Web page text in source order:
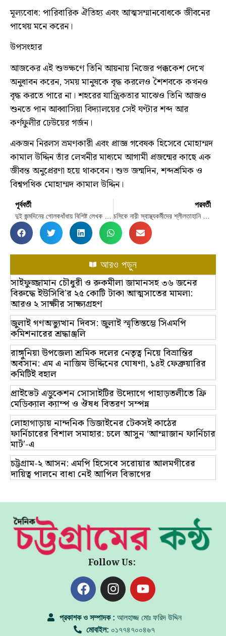
মূল্যবোধ: পারিবারিক ঐতিহ্য এবং আত্মসম্মানবোধকে জীবনের
পাথেয় মনে করেন।
উপসংহার
আজকের এই শুভক্ষণে তিনি আয়নায় নিজের পক্ককেশ দেখে
অনুধাবন করেন, সময় মানুষকে বৃদ্ধ করলেও শৈশবকে কখনও
বৃদ্ধ করতে পারে না। শহরের যান্ত্রিকতার মাঝেও তিনি আজও
শুনতে পান আব্বাসিয়া বিদ্যালয়ের সেই ঘণ্টার শব্দ আর
কর্ণফুলীর ঢেউয়ের গর্জন।
একজন নিরলস ভ্রমণকারী এবং প্রাজ্ঞ গবেষক হিসেবে মোহাম্মদ
কামাল উদ্দিন তাঁর লেখনীর মাধ্যমে আগামী প্রজন্মের কাছে এক
জীবন্ত অনুপ্রেরণা হয়ে থাকবেন। শুভ জন্মদিন, শব্দশ্রমিক ও
বিশ্বপথিক মোহাম্মদ কামাল উদ্দিন।
পূর্ববর্তী পরবর্তী
আরও পড়ুন
সাইফুজ্জামান চৌধুরী ও রুকমীলা জামানসহ ৩৬ জনের
বিরুদ্ধে ইউসিবি’র ২৫ কোটি টাকা আত্মসাতের মামলা:
আরও ২ সাক্ষীর সাক্ষ্যগ্রহণ
জুলাই গণঅভ্যুত্থান দিবস: জুলাই স্মৃতিস্তম্ভে সিএমপি
কমিশনারের শ্রদ্ধাঞ্জলি
রাঙ্গুনিয়া উপজেলা শ্রমিক দলের নেতৃত্ব নিয়ে বিভ্রান্তির
অবসান: এম এ নাজিম উদ্দিনের ঘোষণা, ১৪ই ফেব্রুয়ারির
কমিটিই বহাল
প্রাইভেট এডুকেশন সোসাইটির উদ্যোগে পাহাড়তলীতে ফ্রি
মেডিক্যাল ক্যাম্প ও ঔষধ বিতরণ সম্পন্ন
লোহাগাড়ায় নান্দনিক ডিজাইনের টেকসই কাঠের
ফার্নিচারের বিশাল সমাহার: চলে আসুন ‘আম্মাজান ফার্নিচার
মার্ট’-এ
চট্টগ্রাম-২ আসন: এমপি হিসেবে সরোয়ার আলমগীরের
দায়িত্ব পালনে বাধা নেই আপিল বিভাগের
Follow Us:
প্রকাশক ও সম্পাদক : আলহাজ্জ মোঃ ফরিদ উদ্দিন
মোবাইল: ০১৭৭৪৭০০৪৬৭